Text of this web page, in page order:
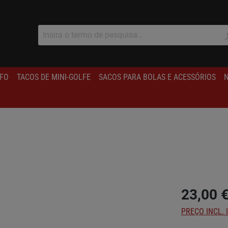
TACOS DE MINI-GOLFE SACOS PARA BOLAS E ACESSÓRIOS
23,00 €
PREÇO INCL.